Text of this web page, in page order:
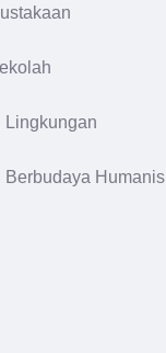
Lingkungan
Berbudaya Humanis